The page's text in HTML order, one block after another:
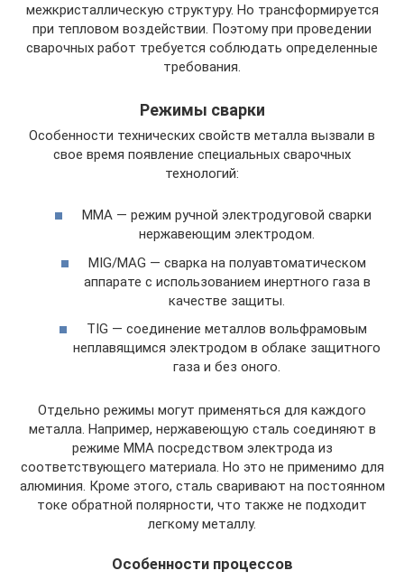
межкристаллическую структуру. Но трансформируется
при тепловом воздействии. Поэтому при проведении
сварочных работ требуется соблюдать определенные
требования.
Режимы сварки
Особенности технических свойств металла вызвали в
свое время появление специальных сварочных
технологий:
MMA — режим ручной электродуговой сварки
нержавеющим электродом.
MIG/MAG — сварка на полуавтоматическом
аппарате с использованием инертного газа в
качестве защиты.
TIG — соединение металлов вольфрамовым
неплавящимся электродом в облаке защитного
газа и без оного.
Отдельно режимы могут применяться для каждого
металла. Например, нержавеющую сталь соединяют в
режиме MMA посредством электрода из
соответствующего материала. Но это не применимо для
алюминия. Кроме этого, сталь сваривают на постоянном
токе обратной полярности, что также не подходит
легкому металлу.
Особенности процессов